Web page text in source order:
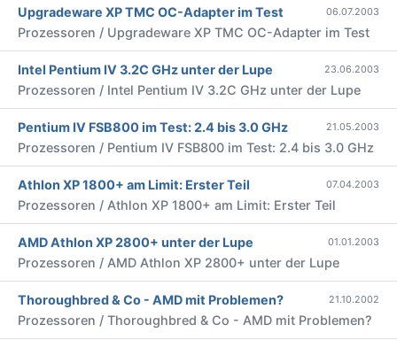
06.07.2003
Upgradeware XP TMC OC-Adapter im Test
Prozessoren / Upgradeware XP TMC OC-Adapter im Test
23.06.2003
Intel Pentium IV 3.2C GHz unter der Lupe
Prozessoren / Intel Pentium IV 3.2C GHz unter der Lupe
21.05.2003
Pentium IV FSB800 im Test: 2.4 bis 3.0 GHz
Prozessoren / Pentium IV FSB800 im Test: 2.4 bis 3.0 GHz
07.04.2003
Athlon XP 1800+ am Limit: Erster Teil
Prozessoren / Athlon XP 1800+ am Limit: Erster Teil
01.01.2003
AMD Athlon XP 2800+ unter der Lupe
Prozessoren / AMD Athlon XP 2800+ unter der Lupe
21.10.2002
Thoroughbred & Co - AMD mit Problemen?
Prozessoren / Thoroughbred & Co - AMD mit Problemen?